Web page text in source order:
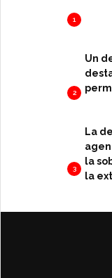
1
2
Un
3
La
la
la